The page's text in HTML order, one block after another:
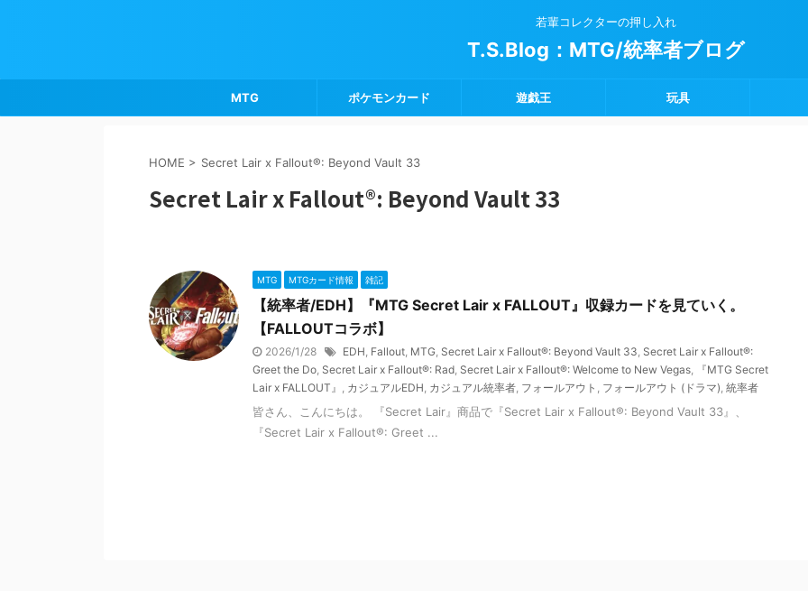
若輩コレクターの押し入れ
T.S.Blog：MTG/統率者ブログ
MTG ポケモンカード 遊戯王 玩具
HOME > Secret Lair x Fallout®: Beyond Vault 33
Secret Lair x Fallout®: Beyond Vault 33
MTG MTGカード情報 雑記
【統率者/EDH】『MTG Secret Lair x FALLOUT』収録カードを見ていく。
【FALLOUTコラボ】
2026/1/28 EDH, Fallout, MTG, Secret Lair x Fallout®: Beyond Vault 33, Secret Lair x Fallout®:
Greet the Do, Secret Lair x Fallout®: Rad, Secret Lair x Fallout®: Welcome to New Vegas,
『MTG Secret
Lair x FALLOUT』 , カジュアルEDH, カジュアル統率者, フォールアウト , フォールアウト (ドラマ), 統率者
皆さん、こんにちは。 『Secret Lair』商品で『Secret Lair x Fallout®: Beyond Vault 33』、
『Secret Lair x Fallout®: Greet ...